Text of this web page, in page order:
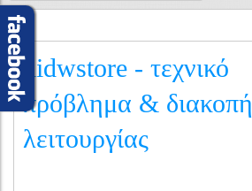
didwstore - τεχνικό
πρόβλημα & διακοπή
λειτουργίας